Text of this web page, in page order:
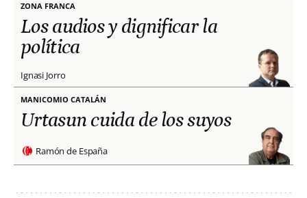
ZONA FRANCA
Los audios y dignificar la
política
Ignasi Jorro
MANICOMIO CATALÁN
Urtasun cuida de los suyos
Ramón de España